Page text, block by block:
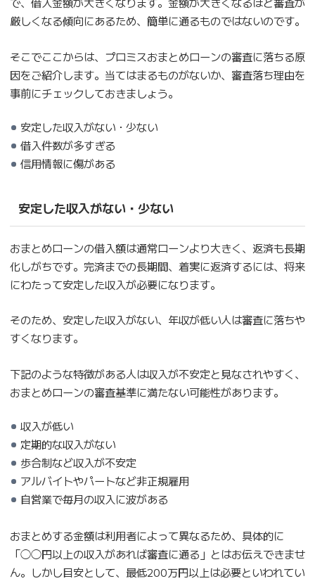
厳しくなる傾向にあるため、簡単に通るものではないのです。
そこでここからは、プロミスおまとめローンの審査に落ちる原
因をご紹介します。当てはまるものがないか、審査落ち理由を
事前にチェックしておきましょう。
安定した収入がない・少ない
借入件数が多すぎる
信用情報に傷がある
安定した収入がない・少ない
おまとめローンの借入額は通常ローンより大きく、返済も長期
化しがちです。完済までの長期間、着実に返済するには、将来
にわたって安定した収入が必要になります。
そのため、安定した収入がない、年収が低い人は審査に落ちや
すくなります。
下記のような特徴がある人は収入が不安定と見なされやすく、
おまとめローンの審査基準に満たない可能性があります。
収入が低い
定期的な収入がない
歩合制など収入が不安定
アルバイトやパートなど非正規雇用
自営業で毎月の収入に波がある
おまとめする金額は利用者によって異なるため、具体的に
「◯◯円以上の収入があれば審査に通る」とはお伝えできませ
ん。しかし目安として、最低200万円以上は必要といわれてい